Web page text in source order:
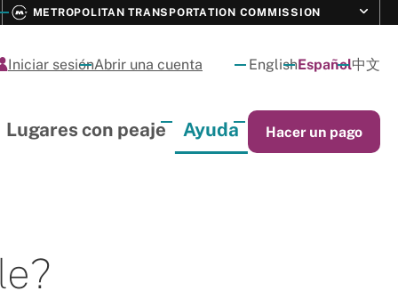
METROPOLITAN TRANSPORTATION COMMISSION Toggle
Iniciar sesiónAbrir una cuenta EnglishEspañol中文
Lugares con peaje Ayuda Hacer un pago